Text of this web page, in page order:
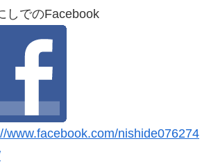
しでのFacebook
www.facebook.com/nishide076274